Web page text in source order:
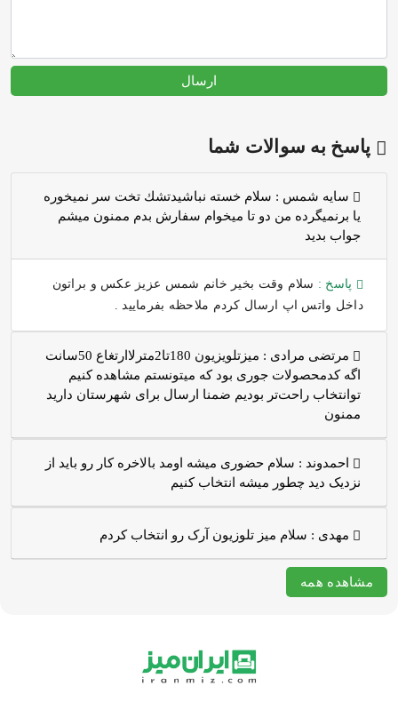
ارسال
پاسخ به سوالات شما
سايه شمس : سلام خسته نباشيدتشك تخت سر نميخوره
يا برنميگرده من دو تا ميخوام سفارش بدم ممنون ميشم
جواب بديد
پاسخ : سلام وقت بخیر خانم شمس عزیز عکس و براتون
داخل واتس اپ ارسال کردم ملاحظه بفرمایید .
مرتضی مرادی :
میزتلویزیون 180تا2مترلاارتغاع 50سانت
اگه کدمحصولات جوری بود که میتونستم مشاهده کنیم
توانتخاب راحت‌تر بودیم ضمنا ارسال برای شهرستان دارید
ممنون
احمدوند : سلام حضوری میشه اومد بالاخره کار رو باید از
نزدیک دید چطور میشه انتخاب کنیم
مهدی : سلام میز تلوزیون آرک رو انتخاب کردم
مشاهده همه